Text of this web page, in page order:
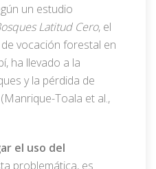
un estudio
Latitud Cero, el
vocación forestal en
ha llevado a la
y la pérdida de
Toala et al.,
el uso del
problemática, es